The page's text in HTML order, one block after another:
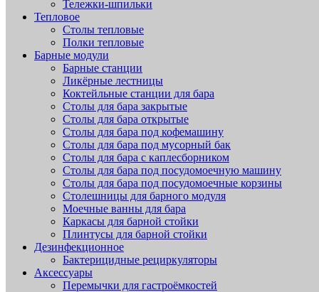
Тележки-шпильки
Тепловое
Столы тепловые
Полки тепловые
Барные модули
Барные станции
Ликёрные лестницы
Коктейльные станции для бара
Столы для бара закрытые
Столы для бара открытые
Столы для бара под кофемашину
Столы для бара под мусорный бак
Столы для бара с каплесборником
Столы для бара под посудомоечную машину
Столы для бара под посудомоечные корзины
Столешницы для барного модуля
Моечные ванны для бара
Каркасы для барной стойки
Плинтусы для барной стойки
Дезинфекционное
Бактерицидные рециркуляторы
Аксессуары
Перемычки для гастроёмкостей